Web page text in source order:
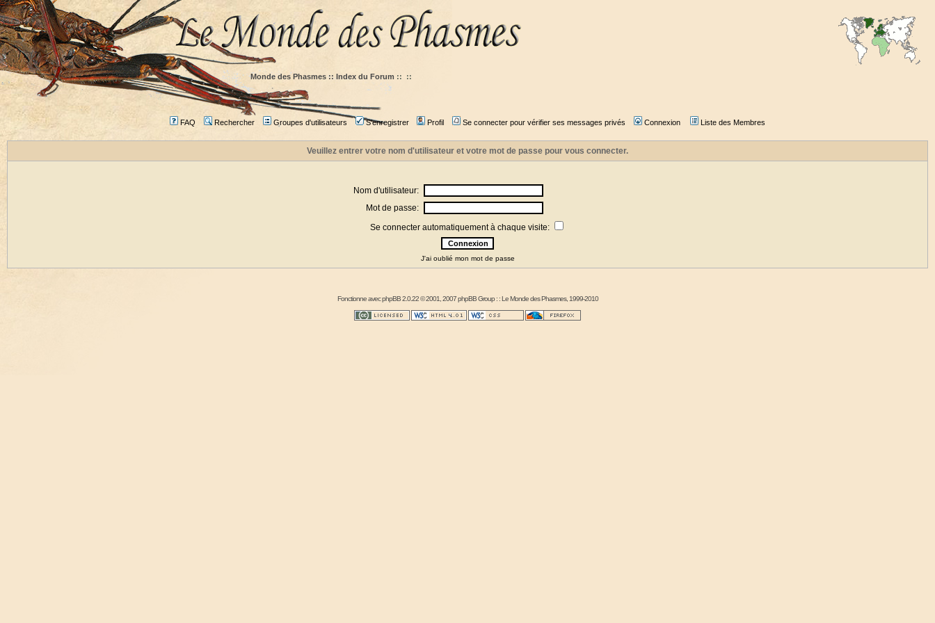
Monde des Phasmes :: Index du Forum :: ::
FAQ Rechercher Groupes d'utilisateurs S'enregistrer Profil Se connecter pour vérifier ses messages privés Connexion Liste des Membres
Veuillez entrer votre nom d'utilisateur et votre mot de passe pour vous connecter.
Nom d'utilisateur:
Mot de passe:
Se connecter automatiquement à chaque visite:
J'ai oublié mon mot de passe
Fonctionne avecphpBB2.0.22 © 2001, 2007 phpBB Group : :Le Monde des Phasmes, 1999-2010